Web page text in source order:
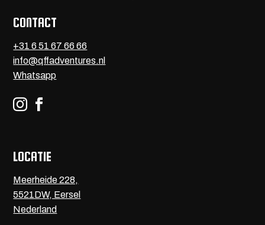
CONTACT
+31 6 51 67 66 66
info@qffadventures.nl
Whatsapp
 
LOCATIE
Meerheide 228,
5521DW, Eersel
Nederland